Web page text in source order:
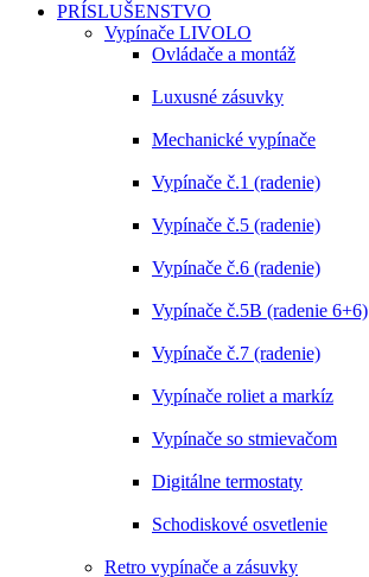
PRÍSLUŠENSTVO
Vypínače LIVOLO
Ovládače a montáž
Luxusné zásuvky
Mechanické vypínače
Vypínače č.1 (radenie)
Vypínače č.5 (radenie)
Vypínače č.6 (radenie)
Vypínače č.5B (radenie 6+6)
Vypínače č.7 (radenie)
Vypínače roliet a markíz
Vypínače so stmievačom
Digitálne termostaty
Schodiskové osvetlenie
Retro vypínače a zásuvky